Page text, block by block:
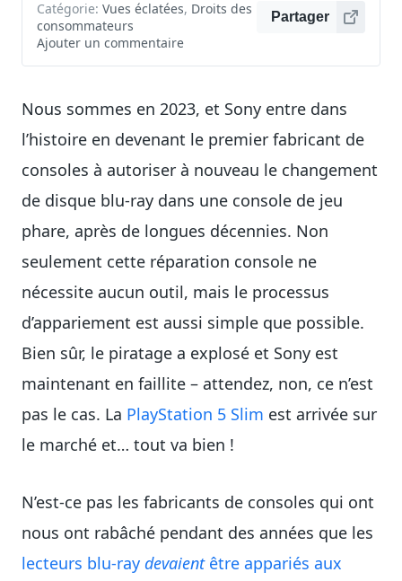
Catégorie: Vues éclatées, Droits des
consommateurs
Ajouter un commentaire
Partager
Nous sommes en 2023, et Sony entre dans
l’histoire en devenant le premier fabricant de
consoles à autoriser à nouveau le changement
de disque blu-ray dans une console de jeu
phare, après de longues décennies. Non
seulement cette réparation console ne
nécessite aucun outil, mais le processus
d’appariement est aussi simple que possible.
Bien sûr, le piratage a explosé et Sony est
maintenant en faillite – attendez, non, ce n’est
pas le cas. La PlayStation 5 Slim est arrivée sur
le marché et… tout va bien !
N’est-ce pas les fabricants de consoles qui ont
nous ont rabâché pendant des années que les
lecteurs blu-ray devaientêtre appariés aux